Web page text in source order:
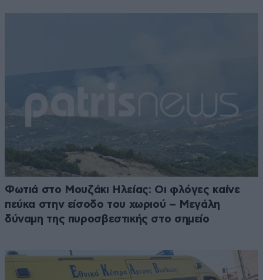
Φωτιά στο Μουζάκι Ηλείας: Οι φλόγες καίνε
πεύκα στην είσοδο του χωριού – Μεγάλη
δύναμη της πυροσβεστικής στο σημείο